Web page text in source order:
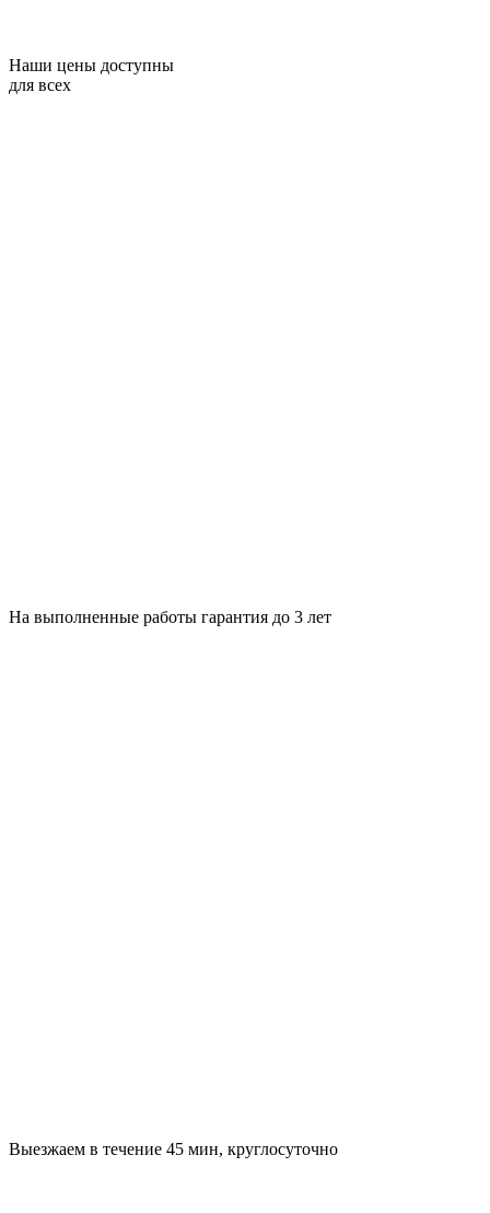
Наши цены доступны
для всех
На выполненные работы гарантия до 3 лет
Выезжаем в течение 45 мин, круглосуточно